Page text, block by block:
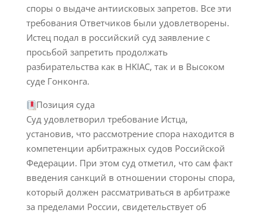
споры о выдаче антиисковых запретов. Все эти
требования Ответчиков были удовлетворены.
Истец подал в российский суд заявление с
просьбой запретить продолжать
разбирательства как в HKIAC, так и в Высоком
суде Гонконга.
Позиция суда
Суд удовлетворил требование Истца,
установив, что рассмотрение спора находится в
компетенции арбитражных судов Российской
Федерации. При этом суд отметил, что сам факт
введения санкций в отношении стороны спора,
который должен рассматриваться в арбитраже
за пределами России, свидетельствует об